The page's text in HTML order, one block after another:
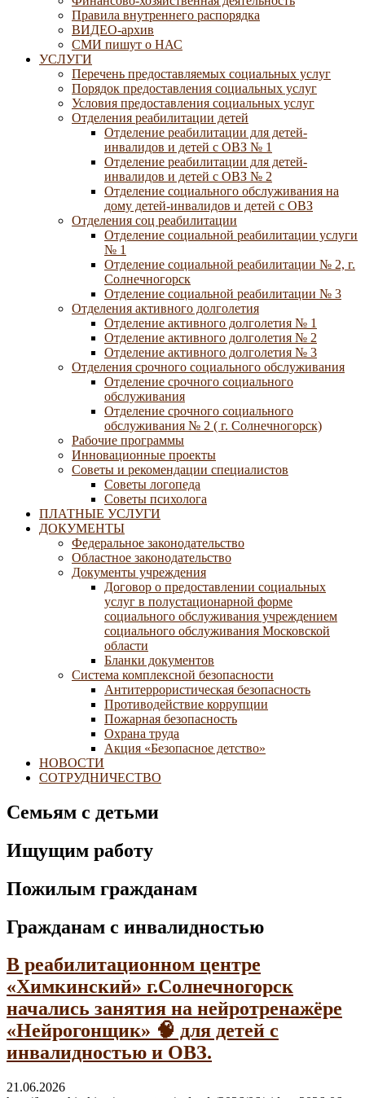
Правила внутреннего распорядка
ВИДЕО-архив
СМИ пишут о НАС
УСЛУГИ
Перечень предоставляемых социальных услуг
Порядок предоставления социальных услуг
Условия предоставления социальных услуг
Отделения реабилитации детей
Отделение реабилитации для детей-
инвалидов и детей с ОВЗ № 1
Отделение реабилитации для детей-
инвалидов и детей с ОВЗ № 2
Отделение социального обслуживания на
дому детей-инвалидов и детей с ОВЗ
Отделения соц реабилитации
Отделение социальной реабилитации услуги
№ 1
Отделение социальной реабилитации № 2, г.
Солнечногорск
Отделение социальной реабилитации № 3
Отделения активного долголетия
Отделение активного долголетия № 1
Отделение активного долголетия № 2
Отделение активного долголетия № 3
Отделения срочного социального обслуживания
Отделение срочного социального
обслуживания
Отделение срочного социального
обслуживания № 2 ( г. Солнечногорск)
Рабочие программы
Инновационные проекты
Советы и рекомендации специалистов
Советы логопеда
Советы психолога
ПЛАТНЫЕ УСЛУГИ
ДОКУМЕНТЫ
Федеральное законодательство
Областное законодательство
Документы учреждения
Договор о предоставлении социальных
услуг в полустационарной форме
социального обслуживания учреждением
социального обслуживания Московской
области
Бланки документов
Система комплексной безопасности
Антитеррористическая безопасность
Противодействие коррупции
Пожарная безопасность
Охрана труда
Акция «Безопасное детство»
НОВОСТИ
СОТРУДНИЧЕСТВО
Семьям с детьми
Ищущим работу
Пожилым гражданам
Гражданам с инвалидностью
В реабилитационном центре
«Химкинский» г.Солнечногорск
начались занятия на нейротренажёре
«Нейрогонщик» 🧠 для детей с
инвалидностью и ОВЗ.
21.06.2026